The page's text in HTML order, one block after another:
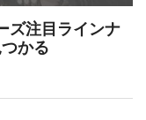
ズ注目ラインナ
かる